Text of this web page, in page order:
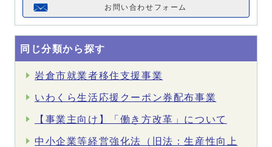
お問い合わせフォーム
同じ分類から探す
岩倉市就業者移住支援事業
いわくら生活応援クーポン券配布事業
【事業主向け】「働き方改革」について
中小企業等経営強化法（旧法：生産性向上